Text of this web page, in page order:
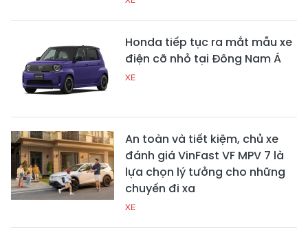
Honda tiếp tục ra mắt mẫu xe
điện cỡ nhỏ tại Đông Nam Á
XE
An toàn và tiết kiệm, chủ xe
đánh giá VinFast VF MPV 7 là
lựa chọn lý tưởng cho những
chuyến đi xa
XE